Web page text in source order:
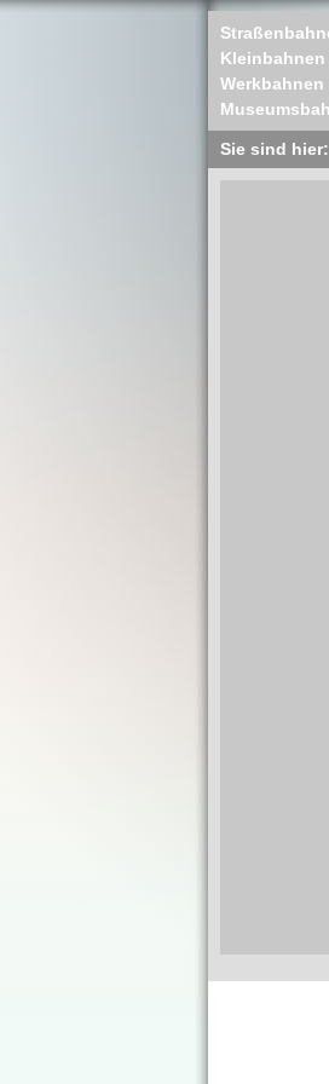
Kleinbahnen
Werkbahnen
Sie sind hier: